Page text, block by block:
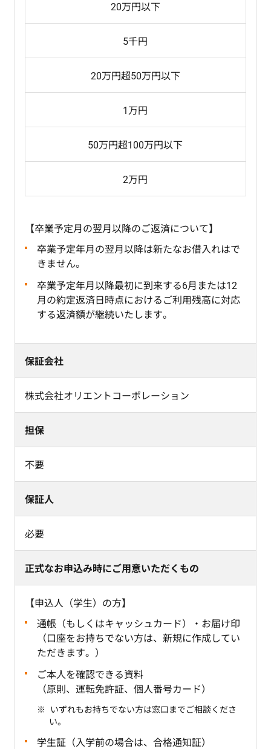
20万円以下
5千円
20万円超50万円以下
1万円
50万円超100万円以下
2万円
【卒業予定月の翌月以降のご返済について】
卒業予定年月の翌月以降は新たなお借入れはで
きません。
卒業予定年月以降最初に到来する6月または12
月の約定返済日時点におけるご利用残高に対応
する返済額が継続いたします。
保証会社
株式会社オリエントコーポレーション
担保
不要
保証人
必要
正式なお申込み時にご用意いただくもの
【申込人（学生）の方】
通帳（もしくはキャッシュカード）・お届け印
（口座をお持ちでない方は、新規に作成してい
ただきます。）
ご本人を確認できる資料
（原則、運転免許証、個人番号カード）
いずれもお持ちでない方は窓口までご相談くださ
い。
学生証（入学前の場合は、合格通知証）